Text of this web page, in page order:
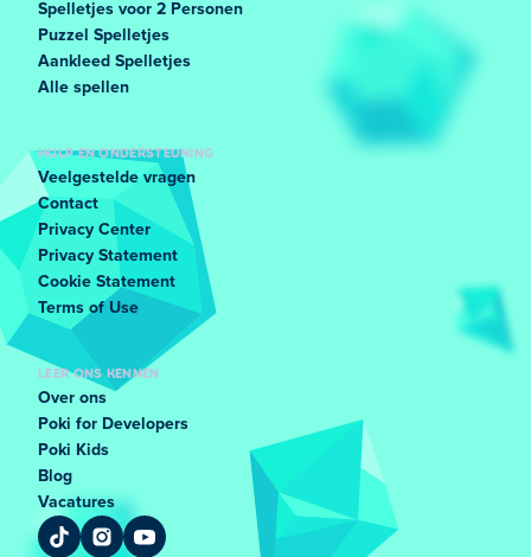
Spelletjes voor 2 Personen
Puzzel Spelletjes
Aankleed Spelletjes
Alle spellen
HULP EN ONDERSTEUNING
Veelgestelde vragen
Contact
Privacy Center
Privacy Statement
Cookie Statement
Terms of Use
LEER ONS KENNEN
Over ons
Poki for Developers
Poki Kids
Blog
Vacatures